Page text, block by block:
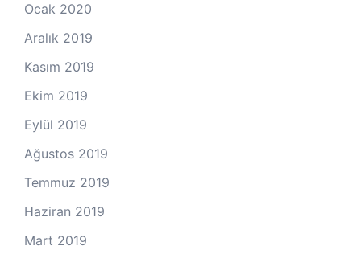
Ocak 2020
Aralık 2019
Kasım 2019
Ekim 2019
Eylül 2019
Ağustos 2019
Temmuz 2019
Haziran 2019
Mart 2019